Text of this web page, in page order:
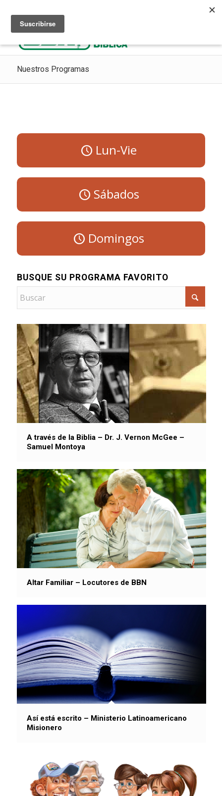
Nuestros Programas
Lun-Vie
Sábados
Domingos
BUSQUE SU PROGRAMA FAVORITO
A través de la Biblia – Dr. J. Vernon McGee –
Samuel Montoya
Altar Familiar – Locutores de BBN
Así está escrito – Ministerio Latinoamericano
Misionero